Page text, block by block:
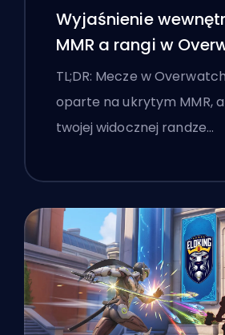
Wyjaśnienie
MMR a rangi w
TL;DR: Mecze w
oparte na ukrytym MMR,
twojej widocznej randze…